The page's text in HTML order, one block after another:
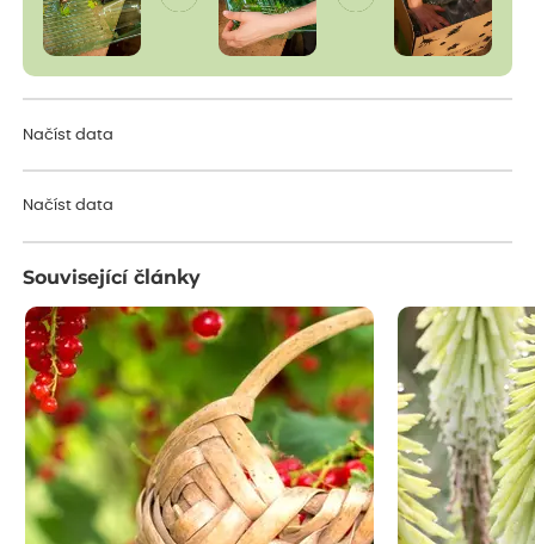
Načíst data
Načíst data
Související články